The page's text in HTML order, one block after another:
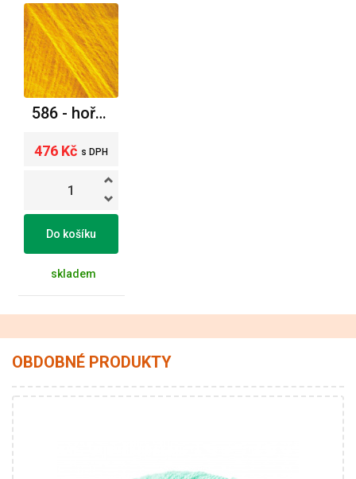
586 - hořčicová
476 Kč s DPH
Do košíku
skladem
OBDOBNÉ PRODUKTY